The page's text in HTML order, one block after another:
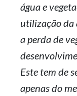
água e
utilização da
a perda de
Este tem de
apenas do